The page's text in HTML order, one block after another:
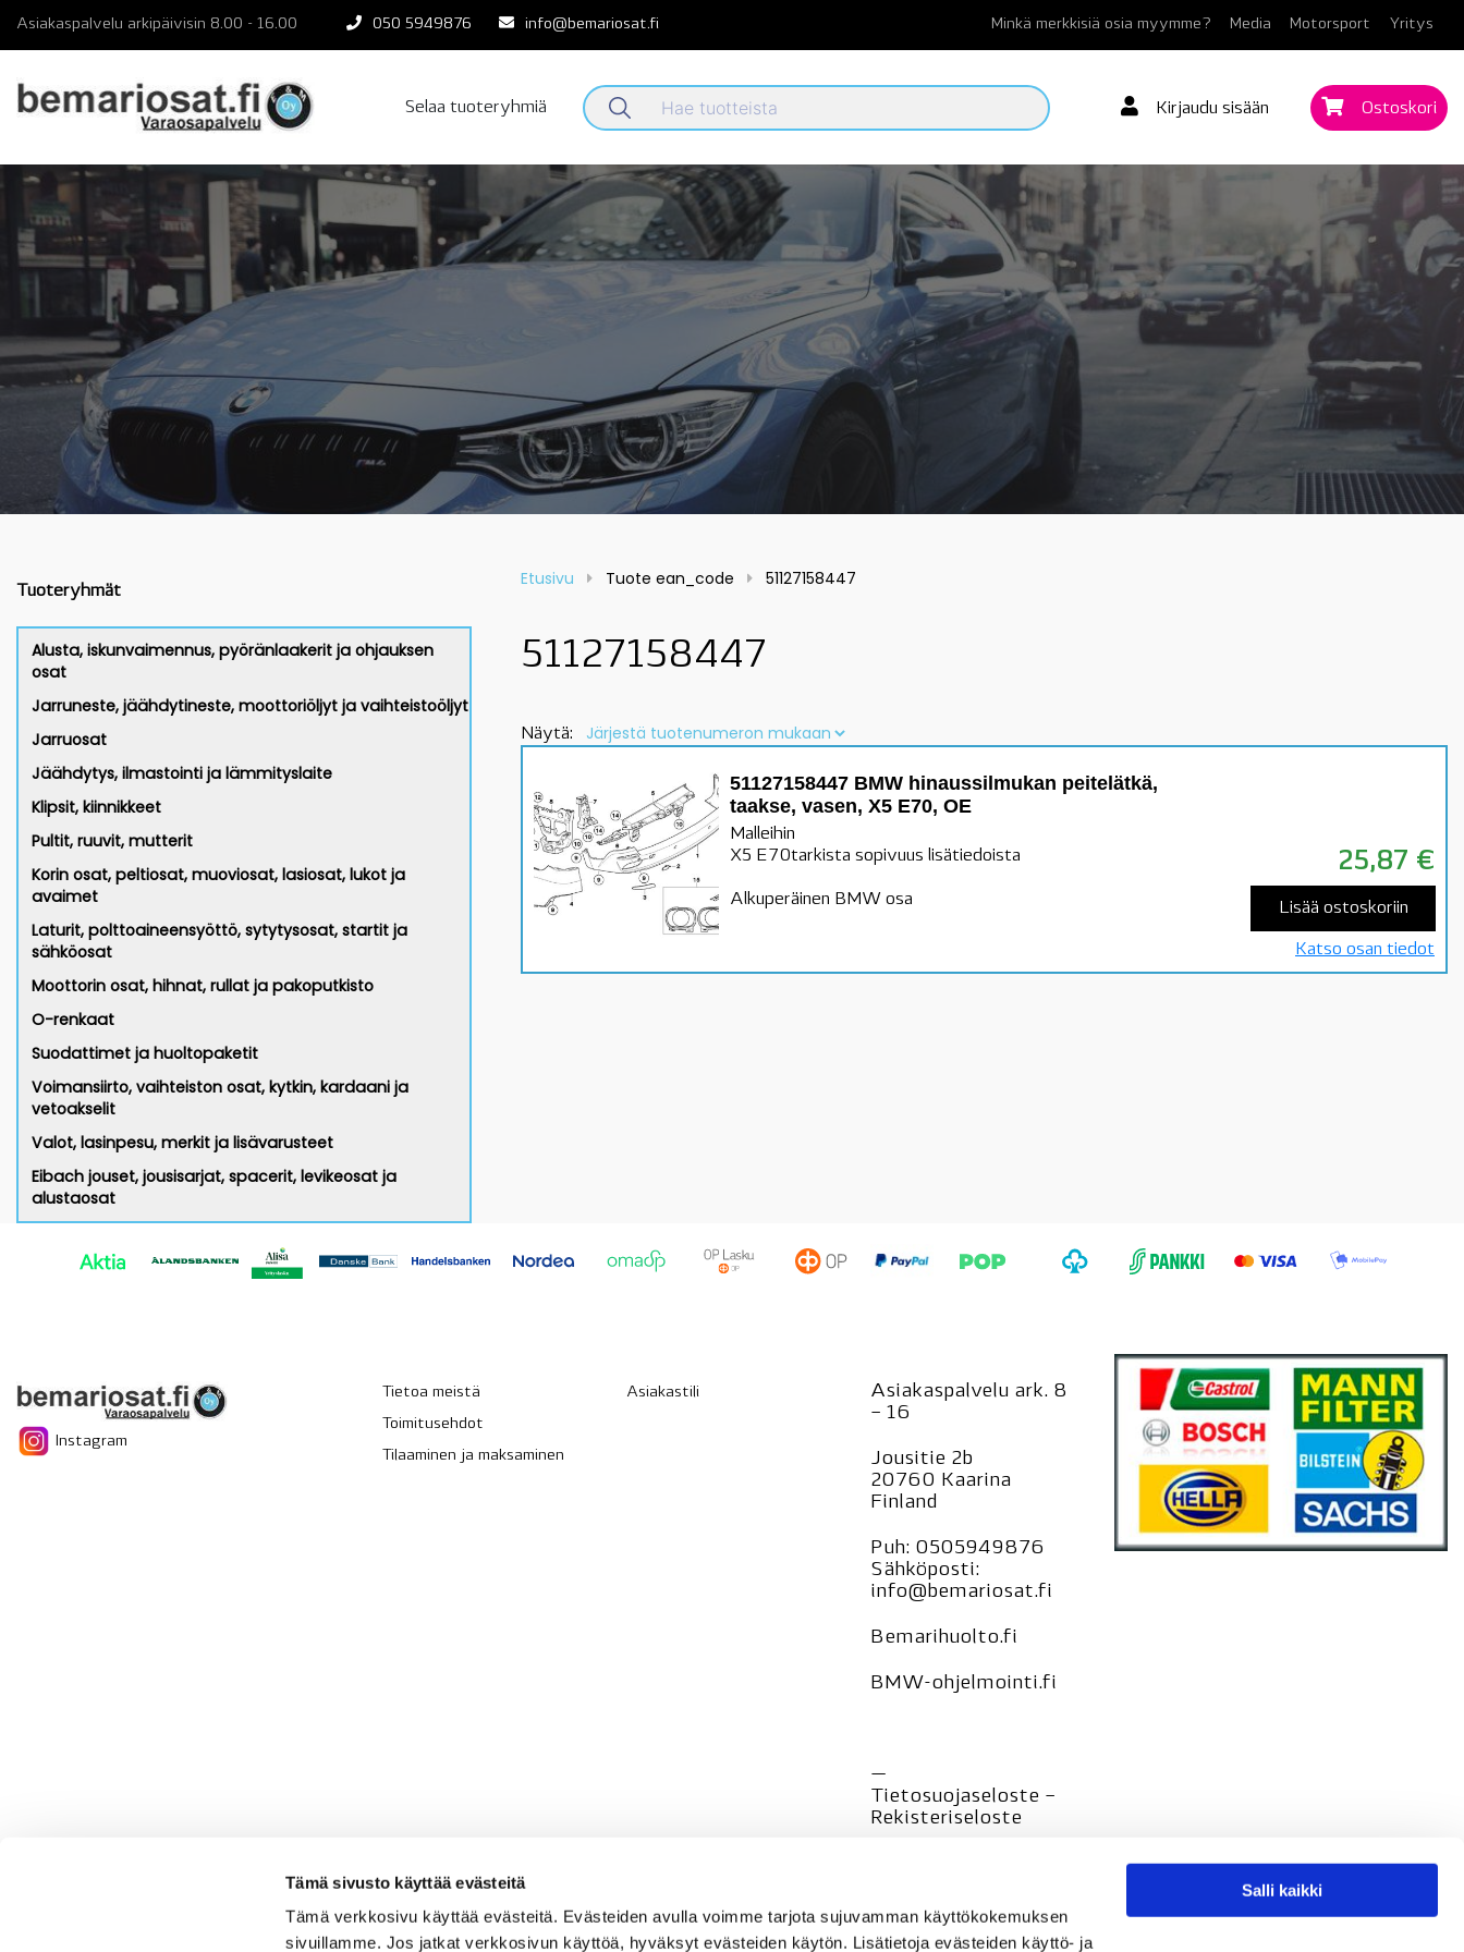
Tämä sivusto käyttää evästeitä
Tämä verkkosivu käyttää evästeitä. Evästeiden avulla voimme tarjota sujuvamman käyttökokemuksen
sivuillamme. Jos jatkat verkkosivun käyttöä, hyväksyt evästeiden käytön. Lisätietoja evästeiden käyttö- ja
Salli kaikki
content
Asiakaspalvelu arkipäivisin 8.00 - 16.00 050 5949876 info@bemariosat.fi Minkä merkkisiä osia myymme? Media Motorsport Yritys
Selaa tuoteryhmiä Kirjaudu sisään Ostoskori
Tuoteryhmät
Alusta, iskunvaimennus, pyöränlaakerit ja ohjauksen
osat
Jarruneste, jäähdytineste, moottoriöljyt ja vaihteistoöljyt
Jarruosat
Jäähdytys, ilmastointi ja lämmityslaite
Klipsit, kiinnikkeet
Pultit, ruuvit, mutterit
Korin osat, peltiosat, muoviosat, lasiosat, lukot ja
avaimet
Laturit, polttoaineensyöttö, sytytysosat, startit ja
sähköosat
Moottorin osat, hihnat, rullat ja pakoputkisto
O-renkaat
Suodattimet ja huoltopaketit
Voimansiirto, vaihteiston osat, kytkin, kardaani ja
vetoakselit
Valot, lasinpesu, merkit ja lisävarusteet
Eibach jouset, jousisarjat, spacerit, levikeosat ja
alustaosat
Etusivu Tuote ean_code 51127158447
51127158447
Näytä:
51127158447 BMW hinaussilmukan peitelätkä,
taakse, vasen, X5 E70, OE
Malleihin
X5 E70tarkista sopivuus lisätiedoista
Alkuperäinen BMW osa
25,87 €
Lisää ostoskoriin
Katso osan tiedot
Instagram
Tietoa meistä
Toimitusehdot
Tilaaminen ja maksaminen
Asiakastili
Asiakaspalvelu ark. 8
– 16
Jousitie 2b
20760 Kaarina
Finland
Puh: 0505949876
Sähköposti:
info@bemariosat.fi
Bemarihuolto.fi
BMW-ohjelmointi.fi
—
Tietosuojaseloste –
Rekisteriseloste